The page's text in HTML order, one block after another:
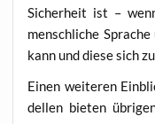
Sicher­heit ist –
mensch­li­che
kann und die­se sich
Einen wei­te­ren
del­len bie­ten